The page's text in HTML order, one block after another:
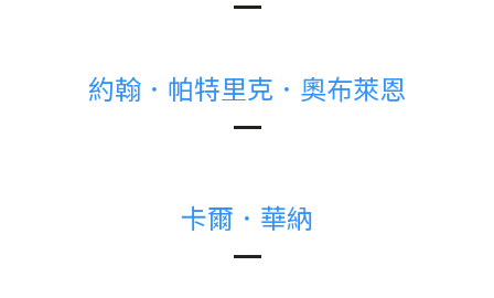
約翰．帕特里克．奧布萊恩
卡爾．華納